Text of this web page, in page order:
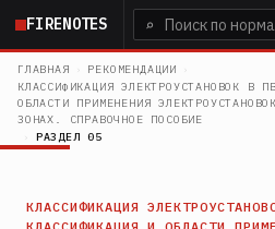
Перейти
основному
содержанию
FIRENOTES ⌕
ГЛАВНАЯ › РЕКОМЕНДАЦИИ
›
КЛАССИФИКАЦИЯ ЭЛЕКТРОУСТАНОВОК В
ОБЛАСТИ ПРИМЕНЕНИЯ
ЗОНАХ. СПРАВОЧНОЕ ПОСОБИЕ
›
РАЗДЕЛ 05
КЛАССИФИКАЦИЯ